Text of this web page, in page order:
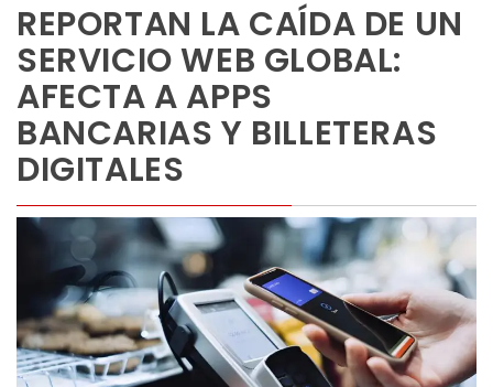
REPORTAN LA CAÍDA DE UN
SERVICIO WEB GLOBAL:
AFECTA A APPS
BANCARIAS Y BILLETERAS
DIGITALES